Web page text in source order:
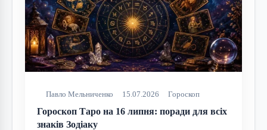
Павло Мельниченко 15.07.2026 Гороскоп
Гороскоп Таро на 16 липня: поради для всіх
знаків Зодіаку